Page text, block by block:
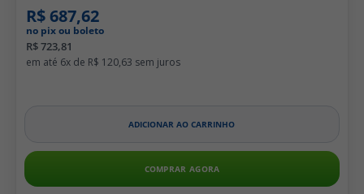
R$ 687,62
no pix ou boleto
R$ 723,81
6x de R$ 120,63
ADICIONAR AO CARRINHO
COMPRAR AGORA